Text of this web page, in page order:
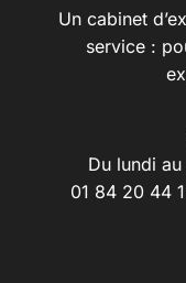
Un cabinet
service :
Du lundi
01 84 20 44